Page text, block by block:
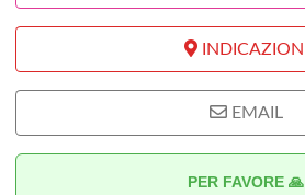
INDICAZIONI
EMAIL
PER FAVORE 🙏